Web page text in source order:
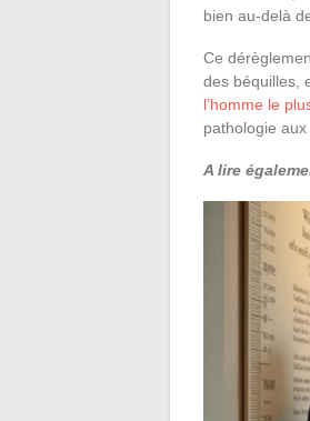
bien au-delà
Ce
des béquilles,
l’homme le
pathologie
A lire